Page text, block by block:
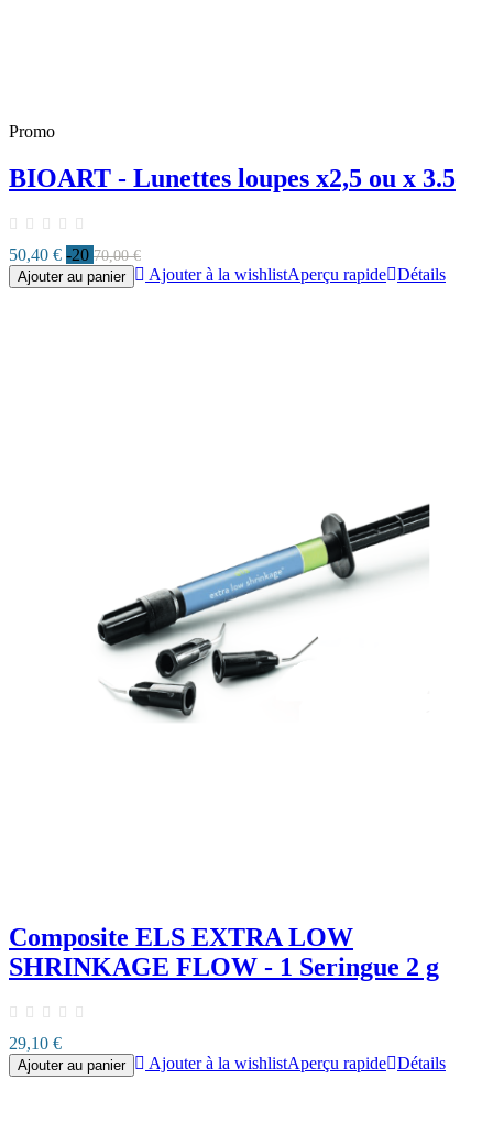
Promo
BIOART - Lunettes loupes x2,5 ou x 3.5
50,40 € -20 70,00 €
Ajouter au panier
Ajouter à la wishlistAperçu rapide Détails
Composite ELS EXTRA LOW
SHRINKAGE FLOW - 1 Seringue 2 g
29,10 €
Ajouter au panier Ajouter à la wishlistAperçu rapide Détails